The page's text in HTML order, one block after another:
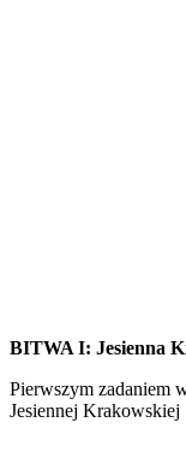
BITWA I: Jesienna
Pierwszym zadaniem
Jesiennej